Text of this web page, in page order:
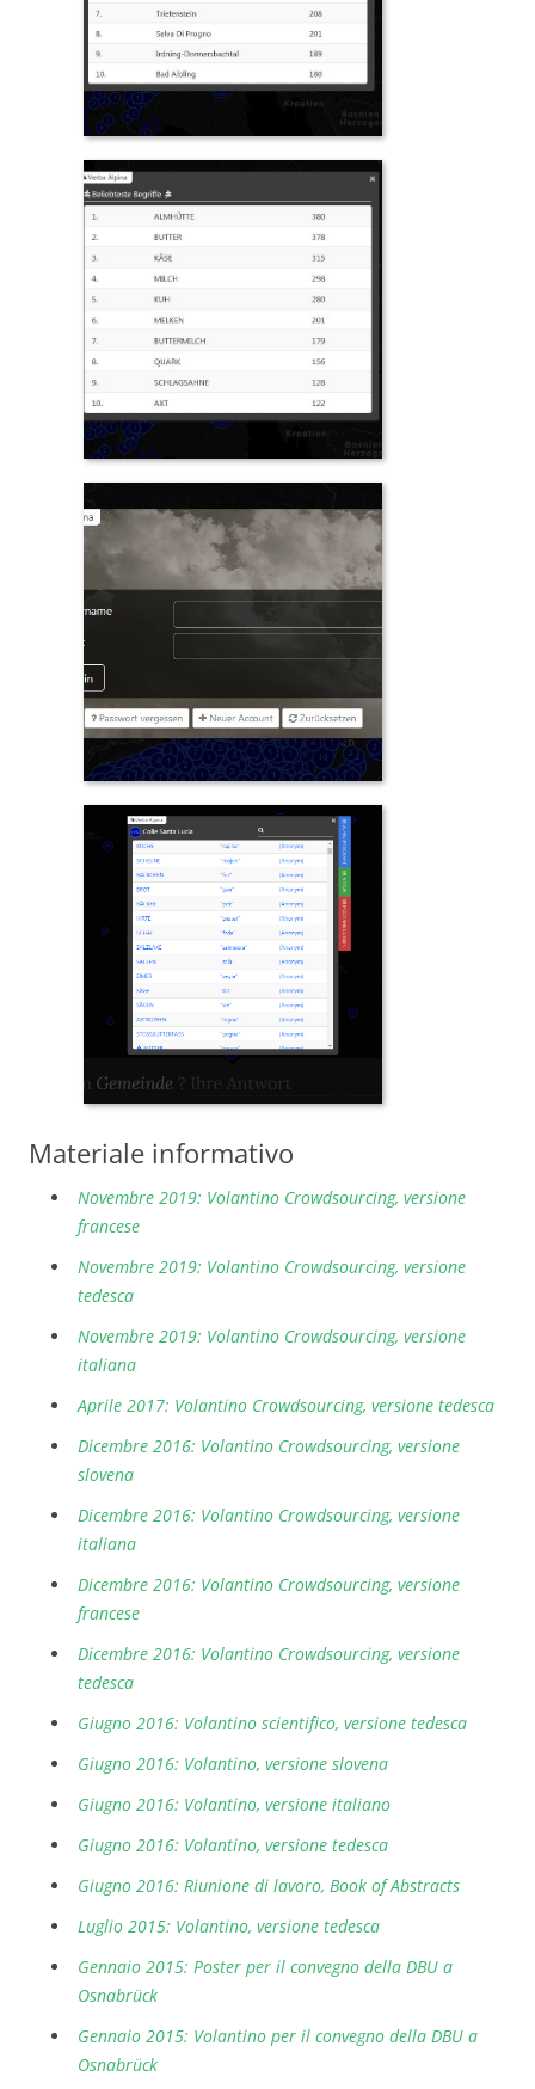
Materiale informativo
Novembre 2019: Volantino Crowdsourcing, versione
francese
Novembre 2019: Volantino Crowdsourcing, versione
tedesca
Novembre 2019: Volantino Crowdsourcing, versione
italiana
Aprile 2017: Volantino Crowdsourcing, versione tedesca
Dicembre 2016: Volantino Crowdsourcing, versione
slovena
Dicembre 2016: Volantino Crowdsourcing, versione
italiana
Dicembre 2016: Volantino Crowdsourcing, versione
francese
Dicembre 2016: Volantino Crowdsourcing, versione
tedesca
Giugno 2016: Volantino scientifico, versione tedesca
Giugno 2016: Volantino, versione slovena
Giugno 2016: Volantino, versione italiano
Giugno 2016: Volantino, versione tedesca
Giugno 2016: Riunione di lavoro, Book of Abstracts
Luglio 2015: Volantino, versione tedesca
Gennaio 2015: Poster per il convegno della DBU a
Osnabrück
Gennaio 2015: Volantino per il convegno della DBU a
Osnabrück